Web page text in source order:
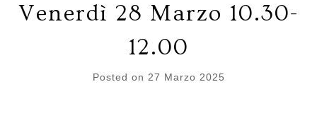
Venerdì 28 Marzo 10.30-
12.00
Posted on 27 Marzo 2025